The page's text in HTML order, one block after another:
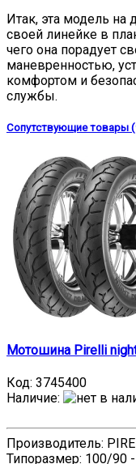
Итак, эта модель
своей линейке в
чего она порадует
маневренностью,
комфортом и
службы.
Сопутствующие товары
Мотошина Pirelli
Код: 3745400
Наличие:
Производитель:
Типоразмер: 100/90